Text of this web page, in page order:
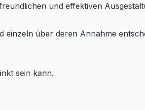
und effektiven
über deren Annahme
sein kann.